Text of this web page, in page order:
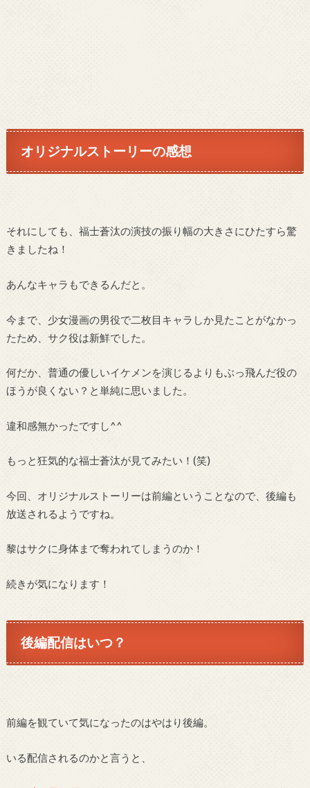
オリジナルストーリーの感想
それにしても、福士蒼汰の演技の振り幅の大きさにひたすら驚
きましたね！
あんなキャラもできるんだと。
今まで、少女漫画の男役で二枚目キャラしか見たことがなかっ
たため、サク役は新鮮でした。
何だか、普通の優しいイケメンを演じるよりもぶっ飛んだ役の
ほうが良くない？と単純に思いました。
違和感無かったですし^^
もっと狂気的な福士蒼汰が見てみたい！(笑)
今回、オリジナルストーリーは前編ということなので、後編も
放送されるようですね。
黎はサクに身体まで奪われてしまうのか！
続きが気になります！
後編配信はいつ？
前編を観ていて気になったのはやはり後編。
いる配信されるのかと言うと、